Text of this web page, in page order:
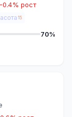
-0.4% рост
15
70%